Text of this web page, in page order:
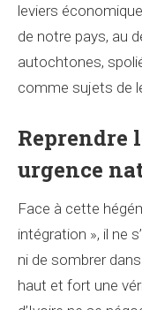
leviers
de notre pays, au
autochtones,
comme sujets de
Reprendre
urgence
Face à cette
intégration », il ne
ni de sombrer
haut et fort une